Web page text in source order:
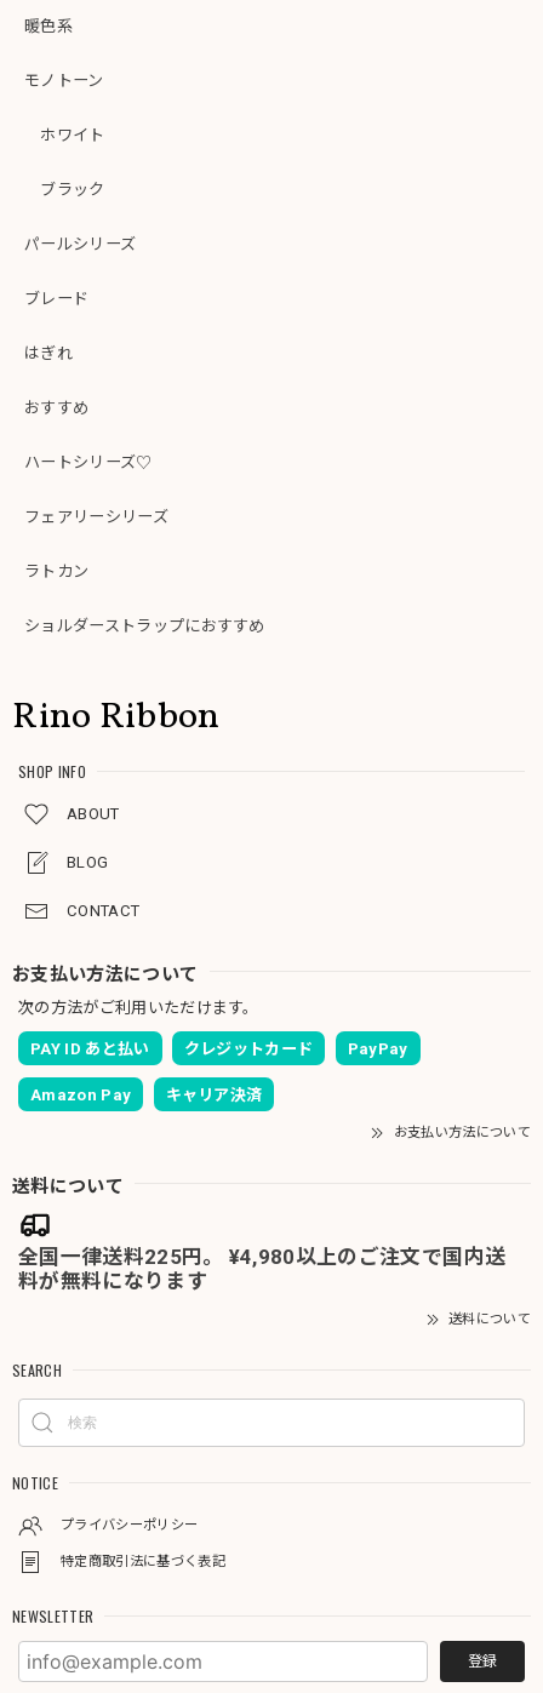
暖色系
モノトーン
ホワイト
ブラック
パールシリーズ
ブレード
はぎれ
おすすめ
ハートシリーズ♡
フェアリーシリーズ
ラトカン
ショルダーストラップにおすすめ
Rino Ribbon
SHOP INFO
ABOUT
BLOG
CONTACT
お支払い方法について
次の方法がご利用いただけます。
PAY ID あと払い クレジットカード PayPay
Amazon Pay キャリア決済
お支払い方法について
送料について
全国一律送料225円。 ¥4,980以上のご注文で国内送
料が無料になります
送料について
SEARCH
NOTICE
プライバシーポリシー
特定商取引法に基づく表記
NEWSLETTER
登録